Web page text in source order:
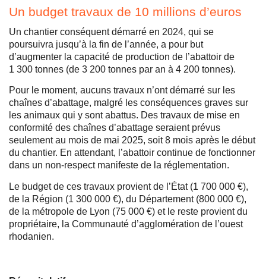
Un budget travaux de 10 millions d’euros
Un chantier conséquent démarré en 2024, qui se
poursuivra jusqu’à la fin de l’année, a pour but
d’augmenter la capacité de production de l’abattoir de
1 300 tonnes (de 3 200 tonnes par an à 4 200 tonnes).
Pour le moment, aucuns travaux n’ont démarré sur les
chaînes d’abattage, malgré les conséquences graves sur
les animaux qui y sont abattus. Des travaux de mise en
conformité des chaînes d’abattage seraient prévus
seulement au mois de mai 2025, soit 8 mois après le début
du chantier. En attendant, l’abattoir continue de fonctionner
dans un non-respect manifeste de la réglementation.
Le budget de ces travaux provient de l’État (1 700 000 €),
de la Région (1 300 000 €), du Département (800 000 €),
de la métropole de Lyon (75 000 €) et le reste provient du
propriétaire, la Communauté d’agglomération de l’ouest
rhodanien.